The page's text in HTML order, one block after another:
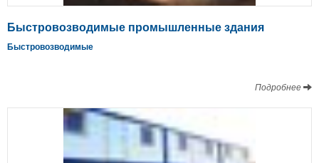
Быстровозводимые промышленные здания
Быстровозводимые
Подробнее